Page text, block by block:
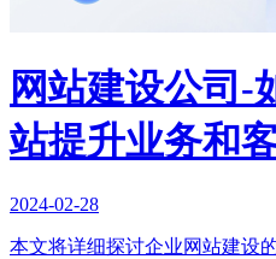
网站建设公司-
站提升业务和
2024-02-28
本文将详细探讨企业网站建设